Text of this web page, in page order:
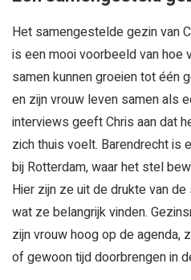
Het samengestelde gezin van
is een mooi voorbeeld van hoe
samen kunnen groeien tot één
en zijn vrouw leven samen als
interviews geeft Chris aan dat
zich thuis voelt. Barendrecht is
bij Rotterdam, waar het stel
Hier zijn ze uit de drukte van
wat ze belangrijk vinden.
zijn vrouw hoog op de agenda,
of gewoon tijd doorbrengen in